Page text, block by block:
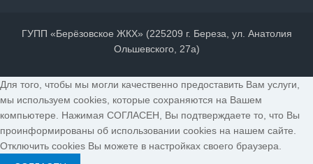
ГУПП «Берёзовское ЖКХ» (225209 г. Береза, ул. Анатолия
Ольшевского, 27а)
Для того, чтобы мы могли качественно предоставить Вам услуги,
мы используем cookies, которые сохраняются на Вашем
компьютере. Нажимая СОГЛАСЕН, Вы подтверждаете то, что Вы
проинформированы об использовании cookies на нашем сайте.
Отключить cookies Вы можете в настройках своего браузера.